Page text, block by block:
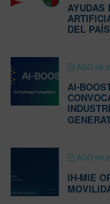
AYUDAS
DEL
AGO 09
AI-
AGO 09
IH-MIE